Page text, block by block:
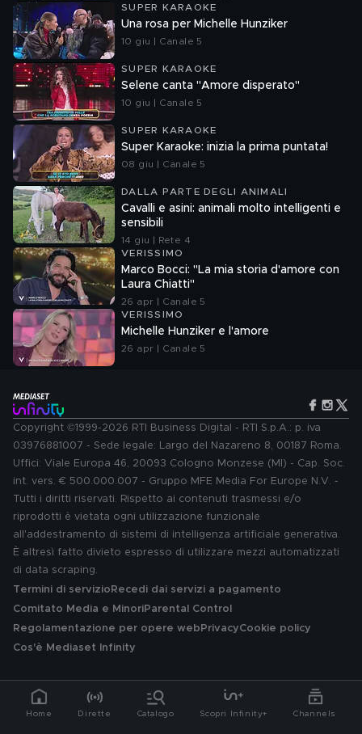
Home Dirette Catalogo Scopri Infinity+ Channels
SUPER KARAOKE
Una rosa per Michelle Hunziker
10 giu | Canale 5
SUPER KARAOKE
Selene canta "Amore disperato"
10 giu | Canale 5
SUPER KARAOKE
Super Karaoke: inizia la prima puntata!
08 giu | Canale 5
DALLA PARTE DEGLI ANIMALI
Cavalli e asini: animali molto intelligenti e
sensibili
14 giu | Rete 4
VERISSIMO
Marco Bocci: "La mia storia d'amore con
Laura Chiatti"
26 apr | Canale 5
VERISSIMO
Michelle Hunziker e l'amore
26 apr | Canale 5
Copyright ©1999-2026 RTI Business Digital - RTI S.p.A.: p. iva
03976881007 - Sede legale: Largo del Nazareno 8, 00187 Roma.
Uffici: Viale Europa 46, 20093 Cologno Monzese (MI) - Cap. Soc.
int. vers. € 500.000.007 - Gruppo MFE Media For Europe N.V. -
Tutti i diritti riservati. Rispetto ai contenuti trasmessi e/o
riprodotti è vietata ogni utilizzazione funzionale
all'addestramento di sistemi di intelligenza artificiale generativa.
È altresì fatto divieto espresso di utilizzare mezzi automatizzati
di data scraping.
Termini di servizio Recedi dai servizi a pagamento
Comitato Media e MinoriParental Control
Regolamentazione per opere web PrivacyCookie policy
Cos'è Mediaset Infinity